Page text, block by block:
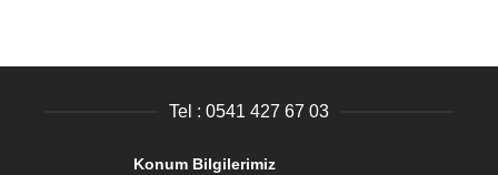
Tel : 0541 427 67 03
Konum Bilgilerimiz